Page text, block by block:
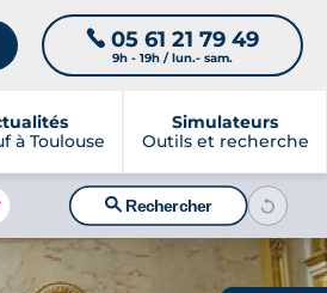
📞 05 61 21 79 49
9h - 19h / lun.- sam.
à Toulouse
Simulateurs
Outils et recherche
🔍Rechercher